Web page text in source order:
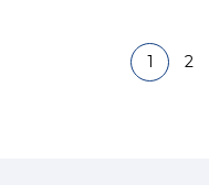
1 2